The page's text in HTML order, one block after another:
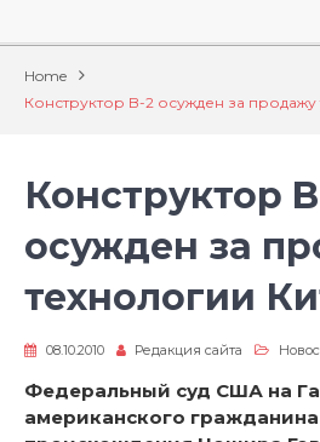
Home
Конструктор B-2 осужден за
Конструктор
осужден за
технологии
08.10.2010 Редакция сайта
Федеральный суд США на
американского